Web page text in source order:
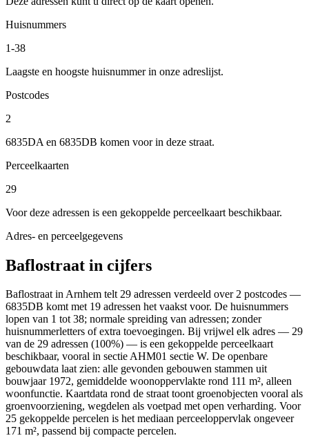
Huisnummers
1-38
Laagste en hoogste huisnummer in onze adreslijst.
Postcodes
2
6835DA en 6835DB komen voor in deze straat.
Perceelkaarten
29
Voor deze adressen is een gekoppelde perceelkaart beschikbaar.
Adres- en perceelgegevens
Baflostraat in cijfers
Baflostraat in Arnhem telt 29 adressen verdeeld over 2 postcodes —
6835DB komt met 19 adressen het vaakst voor. De huisnummers
lopen van 1 tot 38; normale spreiding van adressen; zonder
huisnummerletters of extra toevoegingen. Bij vrijwel elk adres — 29
van de 29 adressen (100%) — is een gekoppelde perceelkaart
beschikbaar, vooral in sectie AHM01 sectie W. De openbare
gebouwdata laat zien: alle gevonden gebouwen stammen uit
bouwjaar 1972, gemiddelde woonoppervlakte rond 111 m², alleen
woonfunctie. Kaartdata rond de straat toont groenobjecten vooral als
groenvoorziening, wegdelen als voetpad met open verharding. Voor
25 gekoppelde percelen is het mediaan perceeloppervlak ongeveer
171 m², passend bij compacte percelen.